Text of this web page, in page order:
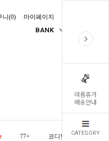
여름휴가
배송안내
CATEGORY
니(0) 마이페이지
BANK
77+ 코디템 오늘발송